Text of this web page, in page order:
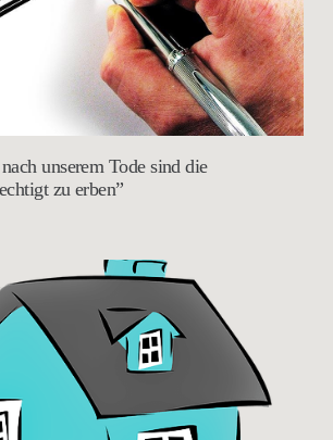
unserem Tode sind die
zu erben”